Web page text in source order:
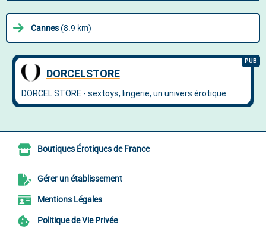
Cannes (8.9 km)
Boutiques Érotiques de France
Gérer un établissement
Mentions Légales
Politique de Vie Privée